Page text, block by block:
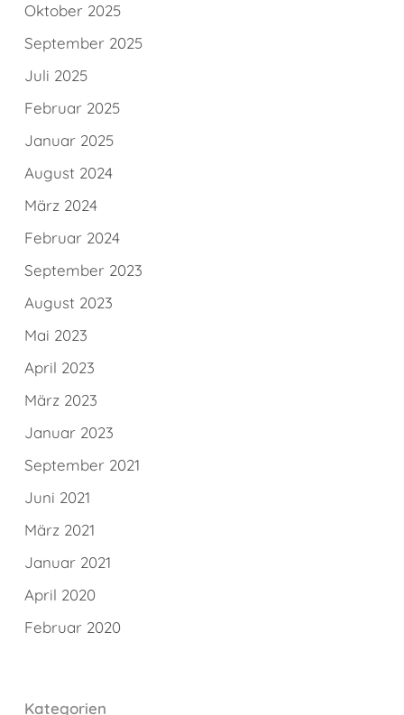
Oktober 2025
September 2025
Juli 2025
Februar 2025
Januar 2025
August 2024
März 2024
Februar 2024
September 2023
August 2023
Mai 2023
April 2023
März 2023
Januar 2023
September 2021
Juni 2021
März 2021
Januar 2021
April 2020
Februar 2020
Kategorien